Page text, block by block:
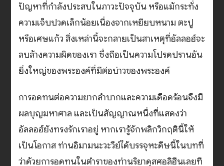
ปัญหาที่กำลังประสบในภาวะปัจจุบัน หรือแม้กระทั่ง
ความเจ็บปวดเล็กน้อยเนื่องจากเหยียบหนาม ตะปู
หรือเศษแก้ว สิ่งเหล่านี้จะกลายเป็นสาเหตุที่อัลลอฮ์จะ
ลบล้างความผิดของเรา ซึ่งถือเป็นความโปรดปรานอัน
ยิ่งใหญ่ของพระองค์ที่มีต่อบ่าวของพระองค์
การอดทนต่อความยากลำบากและความเดือดร้อนจึงมี
ผลบุญมหาศาล และเป็นสัญญาณหนึ่งที่แสดงว่า
อัลลอฮ์ยังทรงรักเราอยู่ หากเรารู้จักพลิกวิกฤตินี้ให้
เป็นโอกาส ท่านอิมามนะวะวีย์ได้บรรจุหะดีษนี้ในบทที่
ว่าด้วยการอดทนในตำราของท่านริยาดุสศอลิฮีนเลยที